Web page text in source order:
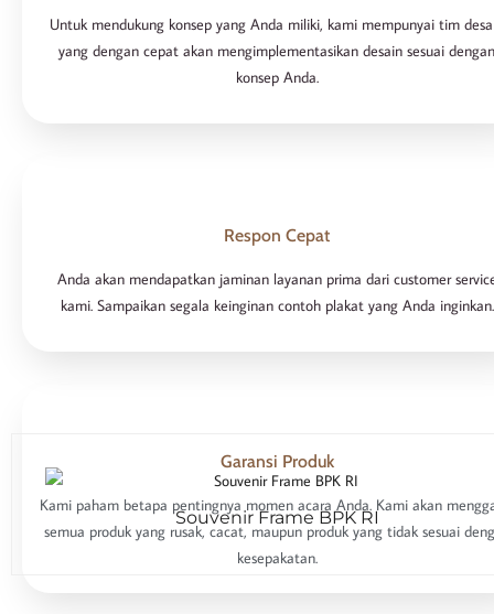
Untuk mendukung konsep yang Anda miliki, kami mempunyai tim
yang dengan cepat akan mengimplementasikan desain sesuai dengan
konsep Anda.
Respon Cepat
Anda akan mendapatkan jaminan layanan prima dari customer
kami. Sampaikan segala keinginan contoh plakat yang Anda inginkan.
Garansi Produk
Kami paham betapa pentingnya momen acara Anda. Kami akan
semua produk yang rusak, cacat, maupun produk yang tidak sesuai
kesepakatan.
Souvenir Frame BPK RI